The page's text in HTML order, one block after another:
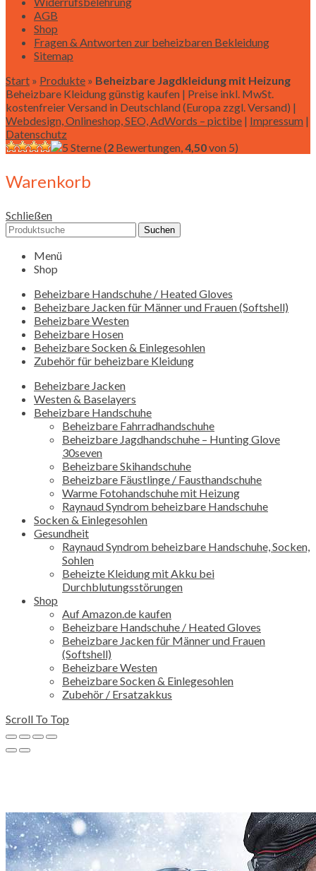
AGB
Shop
Fragen & Antworten zur beheizbaren Bekleidung
Sitemap
Start » Produkte » Beheizbare Jagdkleidung mit Heizung
Beheizbare Kleidung günstig kaufen | Preise inkl. MwSt.
kostenfreier Versand in Deutschland (Europa zzgl. Versand) |
Webdesign, Onlineshop, SEO, AdWords – pictibe | Impressum |
Datenschutz
(2 Bewertungen,4,50von 5)
Warenkorb
Schließen
Suchen
Menü
Shop
Beheizbare Handschuhe / Heated Gloves
Beheizbare Jacken für Männer und Frauen (Softshell)
Beheizbare Westen
Beheizbare Hosen
Beheizbare Socken & Einlegesohlen
Zubehör für beheizbare Kleidung
Beheizbare Jacken
Westen & Baselayers
Beheizbare Handschuhe
Beheizbare Fahrradhandschuhe
Beheizbare Jagdhandschuhe – Hunting Glove
30seven
Beheizbare Skihandschuhe
Beheizbare Fäustlinge / Fausthandschuhe
Warme Fotohandschuhe mit Heizung
Raynaud Syndrom beheizbare Handschuhe
Socken & Einlegesohlen
Gesundheit
Raynaud Syndrom beheizbare Handschuhe, Socken,
Sohlen
Beheizte Kleidung mit Akku bei
Durchblutungsstörungen
Shop
Auf Amazon.de kaufen
Beheizbare Handschuhe / Heated Gloves
Beheizbare Jacken für Männer und Frauen
(Softshell)
Beheizbare Westen
Beheizbare Socken & Einlegesohlen
Zubehör / Ersatzakkus
Scroll To Top